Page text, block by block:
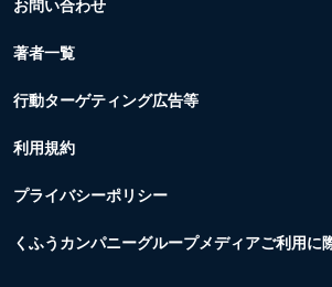
お問い合わせ
著者一覧
行動ターゲティング広告等
利用規約
プライバシーポリシー
くふうカンパニーグループメディアご利用に